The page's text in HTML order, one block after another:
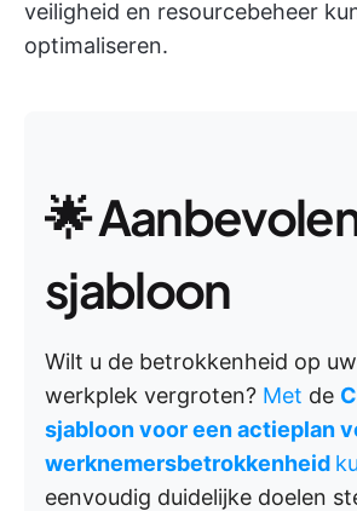
veiligheid en resourcebeheer
optimaliseren.
🌟
sjabloon
Wilt u de betrokkenheid op
werkplek vergroten? Met de
sjabloon voor een actieplan
werknemersbetrokkenheid
eenvoudig duidelijke doelen